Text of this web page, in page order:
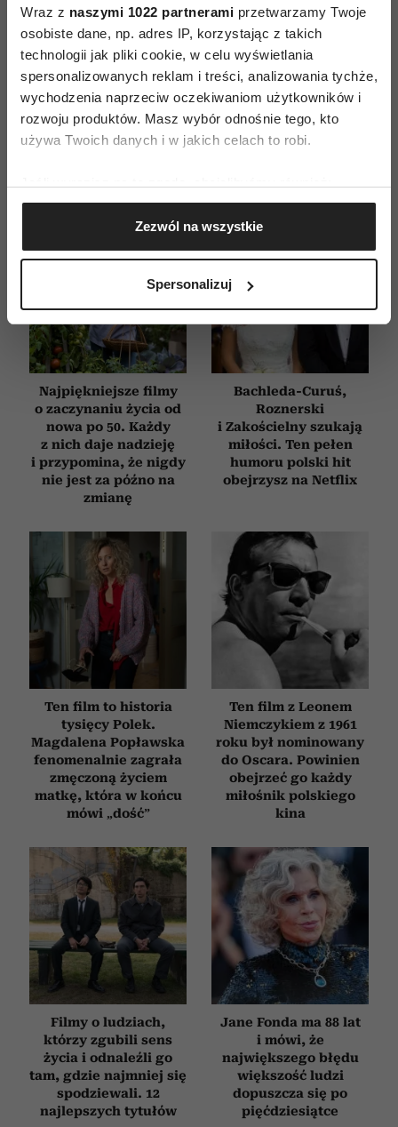
Wraz z naszymi 1022 partnerami przetwarzamy Twoje
osobiste dane, np. adres IP, korzystając z takich
technologii jak pliki cookie, w celu wyświetlania
spersonalizowanych reklam i treści, analizowania tychże,
wychodzenia naprzeciw oczekiwaniom użytkowników i
rozwoju produktów. Masz wybór odnośnie tego, kto
używa Twoich danych i w jakich celach to robi.
Gromadzić dane dotyczące Twojej lokalizacji
geograficznej z dokładnością nawet do kilku metrów
Identyfikować Twoje urządzenie, aktywnie
(fingerprinting, czyli wirtualny odcisk palca)
dane są przetwarzane oraz ustaw własne preferencje w
sekcji szczegółów. W Deklaracji plików cookie możesz
zmienić lub wycofać swoją zgodę w dowolnej chwili.
Wykorzystujemy pliki cookie do spersonalizowania treści
i reklam, aby oferować funkcje społecznościowe i
analizować ruch w naszej witrynie. Informacje o tym, jak
korzystasz z naszej witryny, udostępniamy partnerom
społecznościowym, reklamowym i analitycznym.
Partnerzy mogą połączyć te informacje z innymi danymi
otrzymanymi od Ciebie lub uzyskanymi podczas
korzystania z ich usług.
Zezwól na wszystkie
Spersonalizuj
ZAMÓW
WYDANIE DRUKOWANE
Najpiękniejsze filmy
o zaczynaniu życia od
nowa po 50. Każdy
z nich daje nadzieję
i przypomina, że nigdy
nie jest za późno na
zmianę
Bachleda-Curuś,
Roznerski
i Zakościelny szukają
miłości. Ten pełen
humoru polski hit
obejrzysz na Netflix
Ten film to historia
tysięcy Polek.
Magdalena Popławska
fenomenalnie zagrała
zmęczoną życiem
matkę, która w końcu
mówi „dość”
Ten film z Leonem
Niemczykiem z 1961
roku był nominowany
do Oscara. Powinien
obejrzeć go każdy
miłośnik polskiego
kina
Filmy o ludziach,
którzy zgubili sens
życia i odnaleźli go
tam, gdzie najmniej się
spodziewali. 12
najlepszych tytułów
Jane Fonda ma 88 lat
i mówi, że
największego błędu
większość ludzi
dopuszcza się po
pięćdziesiątce